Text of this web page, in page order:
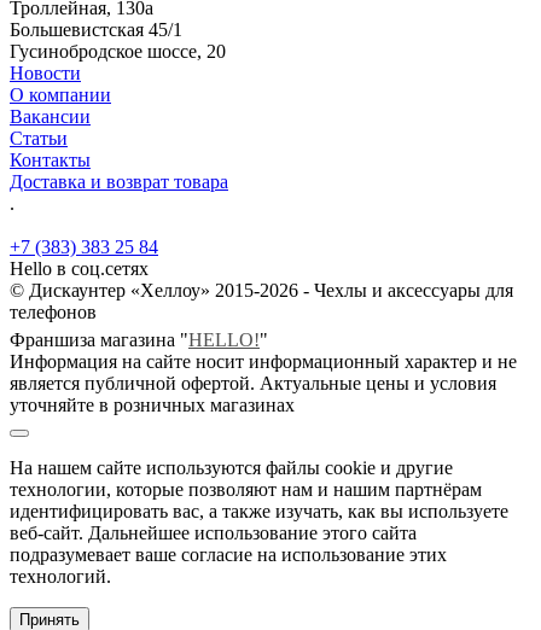
Троллейная, 130а
Большевистская 45/1
Гусинобродское шоссе, 20
Новости
О компании
Вакансии
Статьи
Контакты
Доставка и возврат товара
.
+7 (383) 383 25 84
Hello в соц.сетях
© Дискаунтер «Хеллоу» 2015-2026 - Чехлы и аксессуары для
телефонов
Франшиза магазина "HELLO!"
Информация на сайте носит информационный характер и не
является публичной офертой. Актуальные цены и условия
уточняйте в розничных магазинах
На нашем сайте используются файлы cookie и другие
технологии, которые позволяют нам и нашим партнёрам
идентифицировать вас, а также изучать, как вы используете
веб-сайт. Дальнейшее использование этого сайта
подразумевает ваше согласие на использование этих
технологий.
Принять